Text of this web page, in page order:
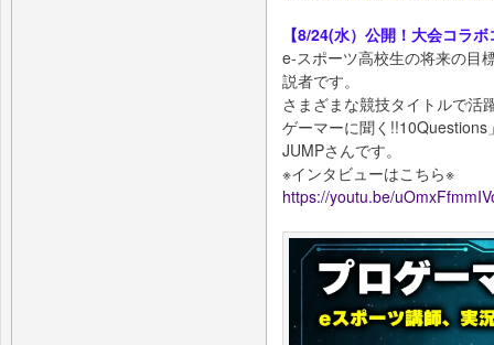
【8/24(水）公開！大会コラ
e-スポーツ高校生の将来の目
説者です。
さまざまな競技タイトルで活
ゲーマーに聞く!!10Questions
JUMPさんです。
※インタビューはこちら※
https://youtu.be/